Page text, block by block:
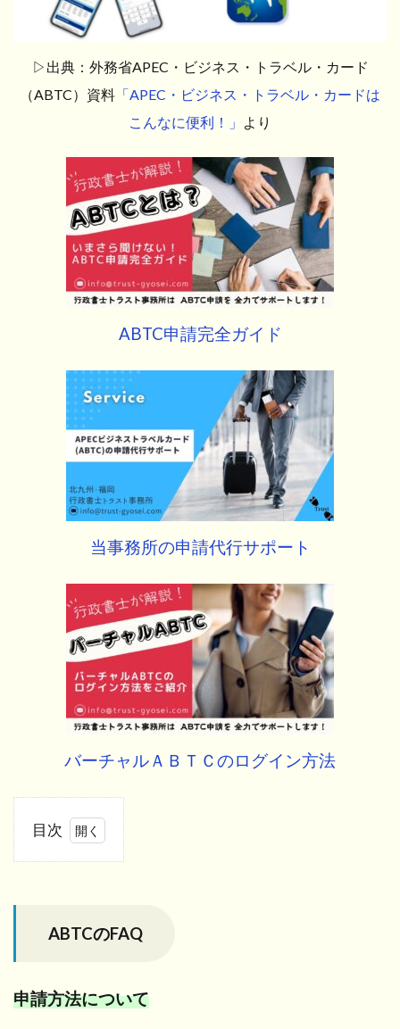
▷出典：外務省APEC・ビジネス・トラベル・カード
（ABTC）資料 「APEC・ビジネス・トラベル・カードは
こんなに便利！」
より
ABTC申請完全ガイド
当事務所の申請代行サポート
バーチャルＡＢＴＣのログイン方法
目次
方法
につ
ABTCのFAQ
申請方法について